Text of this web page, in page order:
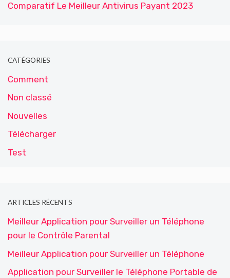
Comparatif Le Meilleur Antivirus Payant 2023
CATÉGORIES
Comment
Non classé
Nouvelles
Télécharger
Test
ARTICLES RÉCENTS
Meilleur Application pour Surveiller un Téléphone
pour le Contrôle Parental
Meilleur Application pour Surveiller un Téléphone
Application pour Surveiller le Téléphone Portable de